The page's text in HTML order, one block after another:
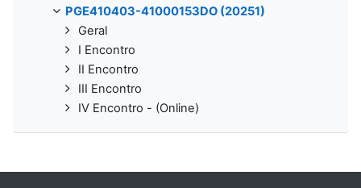
PGE410403-41000153DO (20251)
Geral
I Encontro
II Encontro
III Encontro
IV Encontro - (Online)